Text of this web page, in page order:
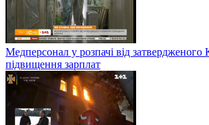
Медперсонал у розпачі від затвердженого
підвищення зарплат